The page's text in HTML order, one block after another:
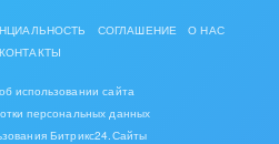
банки
СОГЛАШЕНИЕ
О НАС
КОНТАКТЫ
использовании сайта
персональных данных
Битрикс24.Сайты